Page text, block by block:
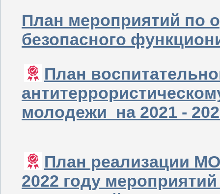
План мероприятий по
безопасного
План
молодежи на 2021 -
План реализации
2022 году